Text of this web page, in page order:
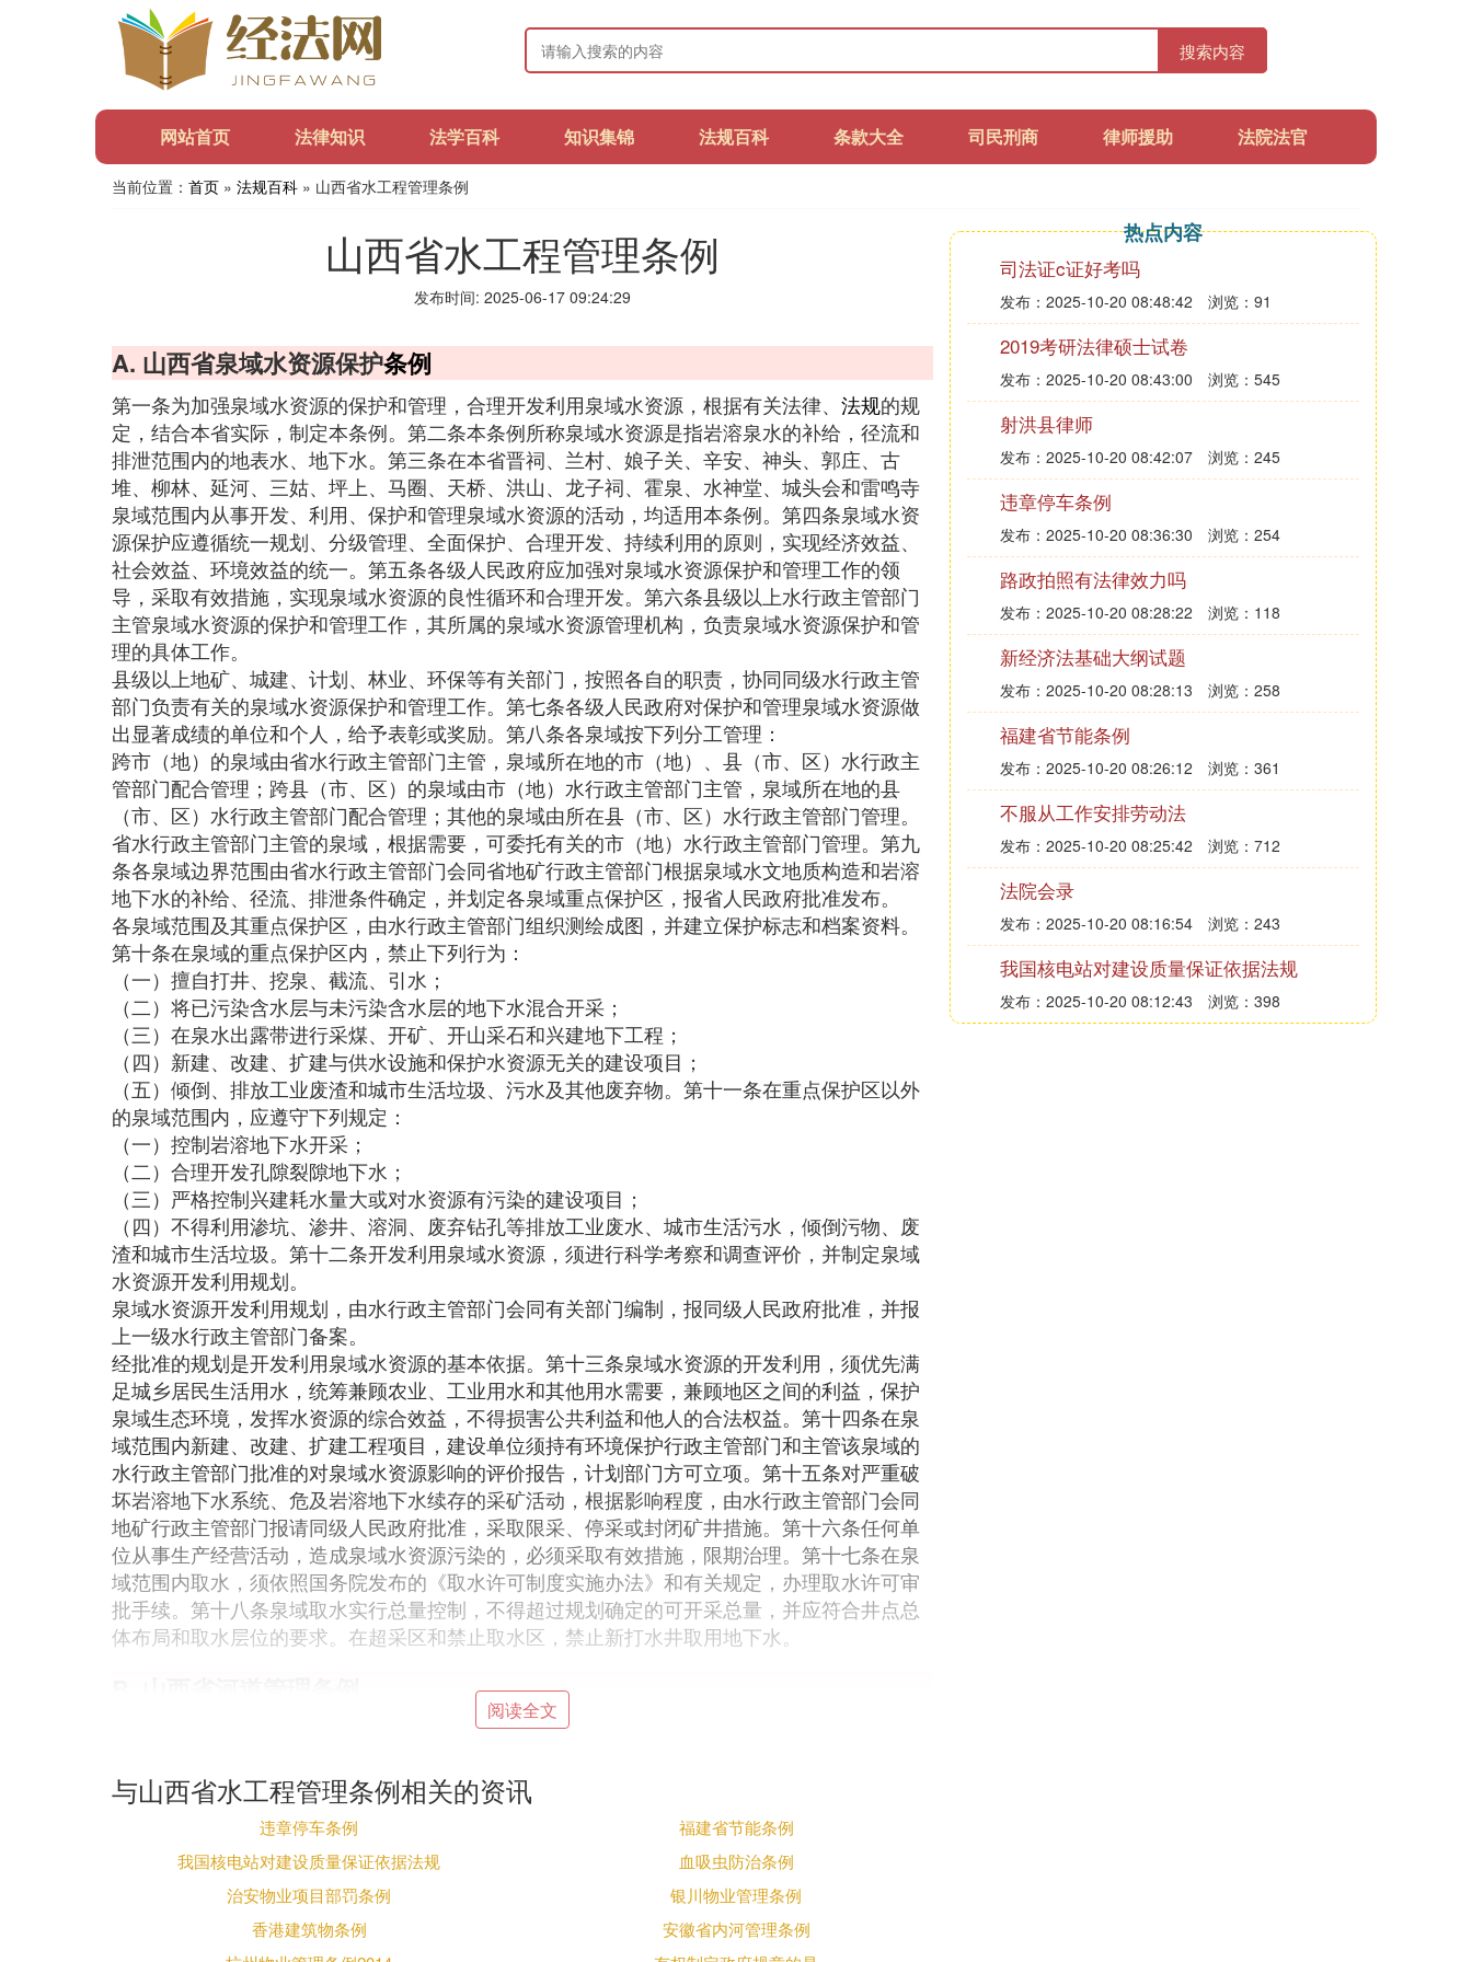
搜索内容
网站首页 法律知识 法学百科 知识集锦 法规百科 条款大全 司民刑商 律师援助 法院法官
当前位置： 首页 » 法规百科 » 山西省水工程管理条例
山西省水工程管理条例
发布时间: 2025-06-17 09:24:29
A. 山西省泉域水资源保护条例
第一条为加强泉域水资源的保护和管理，合理开发利用泉域水资源，根据有关法律、 法规的规
定，结合本省实际，制定本条例。第二条本条例所称泉域水资源是指岩溶泉水的补给，径流和
排泄范围内的地表水、地下水。第三条在本省晋祠、兰村、娘子关、辛安、神头、郭庄、古
堆、柳林、延河、三姑、坪上、马圈、天桥、洪山、龙子祠、霍泉、水神堂、城头会和雷鸣寺
泉域范围内从事开发、利用、保护和管理泉域水资源的活动，均适用本条例。第四条泉域水资
源保护应遵循统一规划、分级管理、全面保护、合理开发、持续利用的原则，实现经济效益、
社会效益、环境效益的统一。第五条各级人民政府应加强对泉域水资源保护和管理工作的领
导，采取有效措施，实现泉域水资源的良性循环和合理开发。第六条县级以上水行政主管部门
主管泉域水资源的保护和管理工作，其所属的泉域水资源管理机构，负责泉域水资源保护和管
理的具体工作。
县级以上地矿、城建、计划、林业、环保等有关部门，按照各自的职责，协同同级水行政主管
部门负责有关的泉域水资源保护和管理工作。第七条各级人民政府对保护和管理泉域水资源做
出显著成绩的单位和个人，给予表彰或奖励。第八条各泉域按下列分工管理：
跨市（地）的泉域由省水行政主管部门主管，泉域所在地的市（地）、县（市、区）水行政主
管部门配合管理；跨县（市、区）的泉域由市（地）水行政主管部门主管，泉域所在地的县
（市、区）水行政主管部门配合管理；其他的泉域由所在县（市、区）水行政主管部门管理。
省水行政主管部门主管的泉域，根据需要，可委托有关的市（地）水行政主管部门管理。第九
条各泉域边界范围由省水行政主管部门会同省地矿行政主管部门根据泉域水文地质构造和岩溶
地下水的补给、径流、排泄条件确定，并划定各泉域重点保护区，报省人民政府批准发布。
各泉域范围及其重点保护区，由水行政主管部门组织测绘成图，并建立保护标志和档案资料。
第十条在泉域的重点保护区内，禁止下列行为：
（一）擅自打井、挖泉、截流、引水；
（二）将已污染含水层与未污染含水层的地下水混合开采；
（三）在泉水出露带进行采煤、开矿、开山采石和兴建地下工程；
（四）新建、改建、扩建与供水设施和保护水资源无关的建设项目；
（五）倾倒、排放工业废渣和城市生活垃圾、污水及其他废弃物。第十一条在重点保护区以外
的泉域范围内，应遵守下列规定：
（一）控制岩溶地下水开采；
（二）合理开发孔隙裂隙地下水；
（三）严格控制兴建耗水量大或对水资源有污染的建设项目；
（四）不得利用渗坑、渗井、溶洞、废弃钻孔等排放工业废水、城市生活污水，倾倒污物、废
渣和城市生活垃圾。第十二条开发利用泉域水资源，须进行科学考察和调查评价，并制定泉域
水资源开发利用规划。
泉域水资源开发利用规划，由水行政主管部门会同有关部门编制，报同级人民政府批准，并报
上一级水行政主管部门备案。
经批准的规划是开发利用泉域水资源的基本依据。第十三条泉域水资源的开发利用，须优先满
足城乡居民生活用水，统筹兼顾农业、工业用水和其他用水需要，兼顾地区之间的利益，保护
泉域生态环境，发挥水资源的综合效益，不得损害公共利益和他人的合法权益。第十四条在泉
域范围内新建、改建、扩建工程项目，建设单位须持有环境保护行政主管部门和主管该泉域的
水行政主管部门批准的对泉域水资源影响的评价报告，计划部门方可立项。第十五条对严重破
坏岩溶地下水系统、危及岩溶地下水续存的采矿活动，根据影响程度，由水行政主管部门会同
地矿行政主管部门报请同级人民政府批准，采取限采、停采或封闭矿井措施。第十六条任何单
位从事生产经营活动，造成泉域水资源污染的，必须采取有效措施，限期治理。第十七条在泉
域范围内取水，须依照国务院发布的《取水许可制度实施办法》和有关规定，办理取水许可审
批手续。第十八条泉域取水实行总量控制，不得超过规划确定的可开采总量，并应符合井点总
体布局和取水层位的要求。在超采区和禁止取水区，禁止新打水井取用地下水。
第一章总则第一条为加强河道管理，促进河道整治，保障防洪安全，发挥河道的综合效益，根
条例。第二条本条例适用于本省境内的河道（包括湖泊、人工水道、行洪区、蓄洪区、滞洪
区）。一切单位和个人均应遵守本条例。
对黄河的管理，依照国家有关规定执行。第三条省人民政府水行政主管部门是全省河道的主管
机关，各地（市）、县（市、区）的水行政主管部门是该行政区域的河道主管机关（以下简称
河道主管机关）。河道主管机关的职责是：
（一）宣传和组织实施有关河道管理的法律、法规；
（二）组织编制和实施河道整治、开发利用规划和建设计划；
阅读全文
与山西省水工程管理条例相关的资讯
违章停车条例
福建省节能条例
我国核电站对建设质量保证依据法规
血吸虫防治条例
治安物业项目部罚条例
银川物业管理条例
香港建筑物条例
安徽省内河管理条例
热点内容
司法证c证好考吗
发布：2025-10-20 08:48:42 浏览：91
2019考研法律硕士试卷
发布：2025-10-20 08:43:00 浏览：545
射洪县律师
发布：2025-10-20 08:42:07 浏览：245
违章停车条例
发布：2025-10-20 08:36:30 浏览：254
路政拍照有法律效力吗
发布：2025-10-20 08:28:22 浏览：118
新经济法基础大纲试题
发布：2025-10-20 08:28:13 浏览：258
福建省节能条例
发布：2025-10-20 08:26:12 浏览：361
不服从工作安排劳动法
发布：2025-10-20 08:25:42 浏览：712
法院会录
发布：2025-10-20 08:16:54 浏览：243
我国核电站对建设质量保证依据法规
发布：2025-10-20 08:12:43 浏览：398